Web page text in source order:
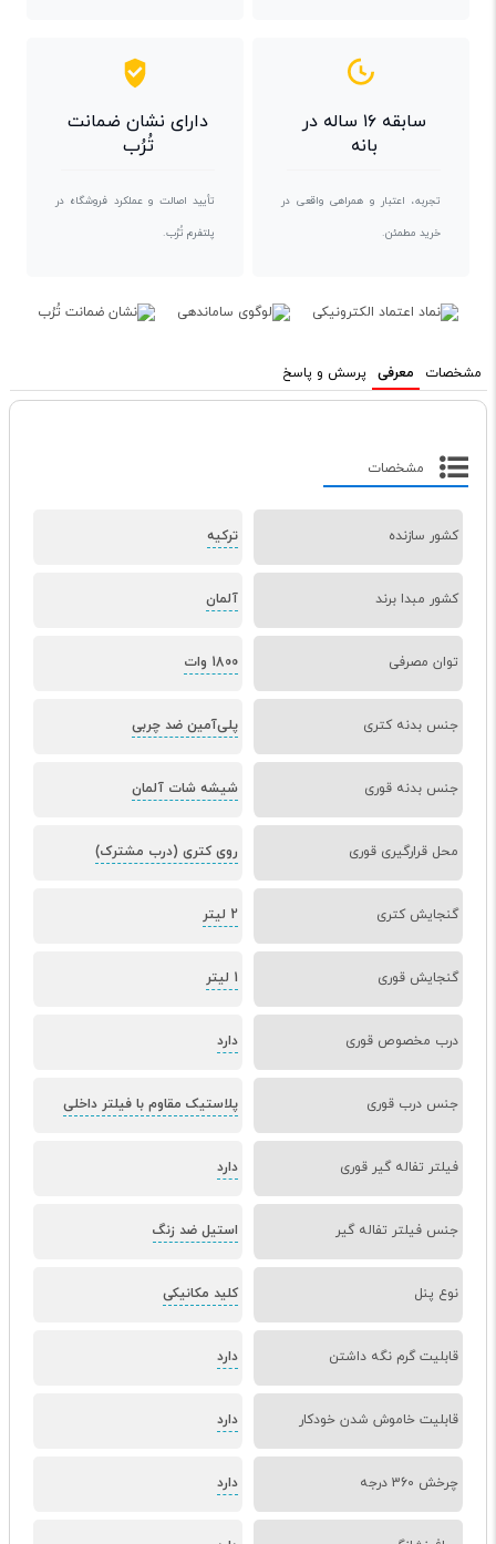
سابقه ۱۶ ساله در
بانه
تجربه، اعتبار و همراهی واقعی در
خرید مطمئن.
دارای نشان ضمانت
تُرُب
تأیید اصالت و عملکرد فروشگاه در
پلتفرم تُرُب.
مشخصات معرفی پرسش و پاسخ
مشخصات
کشور سازنده ترکیه
کشور مبدا برند آلمان
توان مصرفی 1800 وات
جنس بدنه کتری پلی‌آمین ضد چربی
جنس بدنه قوری شیشه شات آلمان
محل قرارگیری قوری روی کتری (درب مشترک)
گنجایش کتری 2 لیتر
گنجایش قوری 1 لیتر
درب مخصوص قوری دارد
جنس درب قوری پلاستیک مقاوم با فیلتر داخلی
فیلتر تفاله گیر قوری دارد
جنس فیلتر تفاله گیر استیل ضد زنگ
نوع پنل کلید مکانیکی
قابلیت گرم نگه داشتن دارد
قابلیت خاموش شدن خودکار دارد
چرخش 360 درجه دارد